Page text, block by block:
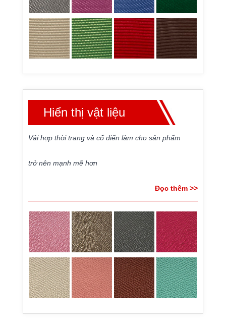
Hiển thị vật liệu
Vải hợp thời trang và cổ điển làm cho sản phẩm
trở nên mạnh mẽ hơn
Đọc thêm >>